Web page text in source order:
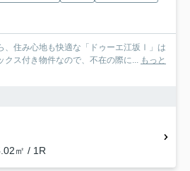
、住み心地も快適な「ドゥーエ江坂Ⅰ」は
クス付き物件なので、不在の際に... もっと
㎡ / 1R